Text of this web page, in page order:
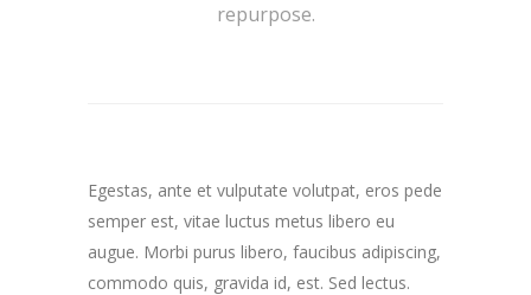
repurpose.
Egestas, ante et vulputate volutpat, eros pede
semper est, vitae luctus metus libero eu
augue. Morbi purus libero, faucibus adipiscing,
commodo quis, gravida id, est. Sed lectus.